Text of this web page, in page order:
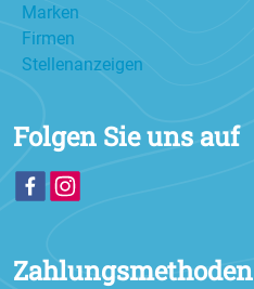
Marken
Firmen
Stellenanzeigen
Folgen Sie uns auf
Zahlungsmethoden